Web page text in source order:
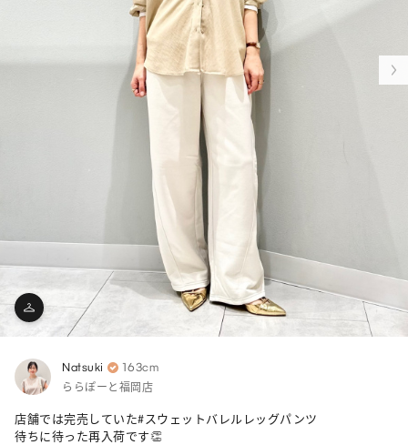
Natsuki 163cm
ららぽーと福岡店
店舗では完売していた#スウェットバレルレッグパンツ
待ちに待った再入荷です👏